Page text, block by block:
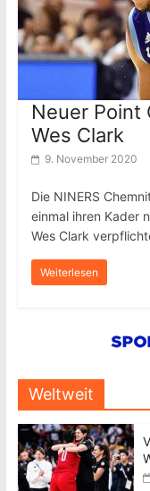
Neuer Point
Wes Clark
9. November 2020
Die NINERS
einmal ihren Kader
Wes Clark
Weiterlesen
Weltweit